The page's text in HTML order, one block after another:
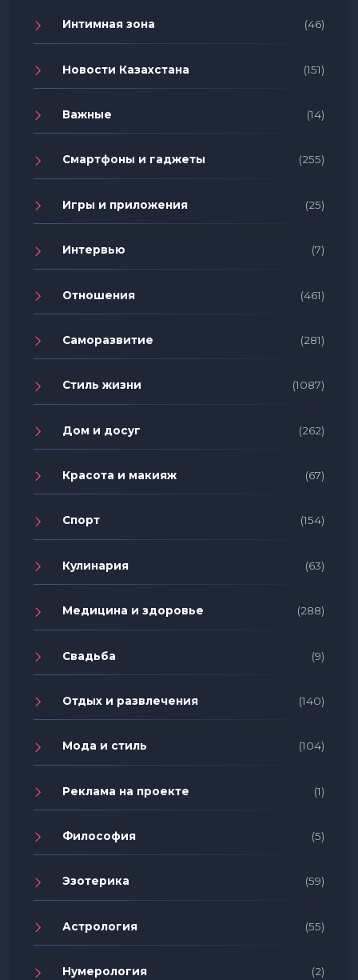
Интимная зона (46)
Новости Казахстана (151)
Важные (14)
Смартфоны и гаджеты (255)
Игры и приложения (25)
Интервью (7)
Отношения (461)
Саморазвитие (281)
Стиль жизни (1087)
Дом и досуг (262)
Красота и макияж (67)
Спорт (154)
Кулинария (63)
Медицина и здоровье (288)
Свадьба (9)
Отдых и развлечения (140)
Мода и стиль (104)
Реклама на проекте (1)
Философия (5)
Эзотерика (59)
Астрология (55)
Нумерология (2)